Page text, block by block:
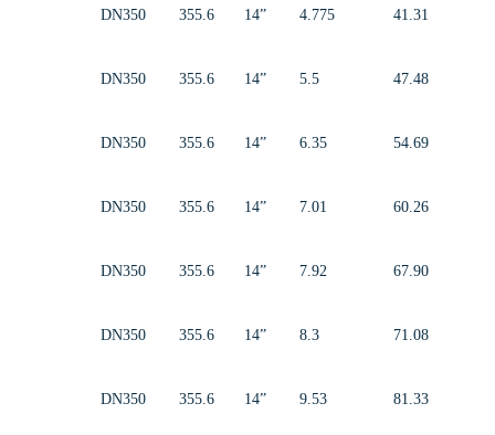
DN350 355.6 14” 4.775 41.31
DN350 355.6 14” 5.5 47.48
DN350 355.6 14” 6.35 54.69
DN350 355.6 14” 7.01 60.26
DN350 355.6 14” 7.92 67.90
DN350 355.6 14” 8.3 71.08
DN350 355.6 14” 9.53 81.33